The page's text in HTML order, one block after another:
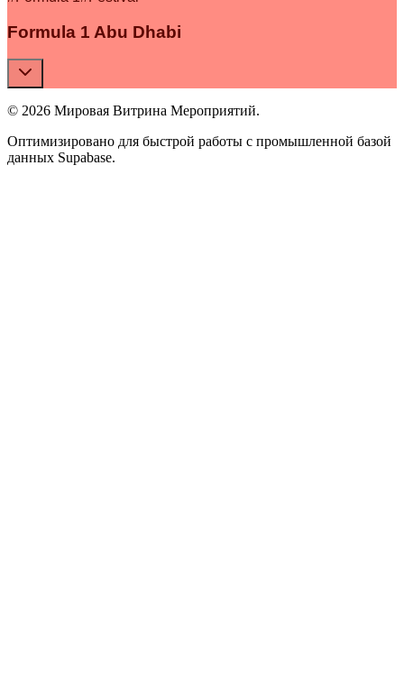
Formula 1 Abu Dhabi
© 2026 Мировая Витрина Мероприятий.
Оптимизировано для быстрой работы с промышленной базой
данных Supabase.